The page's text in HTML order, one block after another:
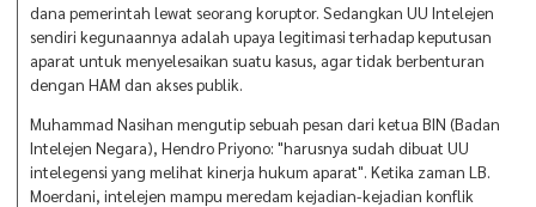
dana pemerintah lewat seorang koruptor. Sedangkan UU Intelejen
sendiri kegunaannya adalah upaya legitimasi terhadap keputusan
aparat untuk menyelesaikan suatu kasus, agar tidak berbenturan
dengan HAM dan akses publik.
Muhammad Nasihan mengutip sebuah pesan dari ketua BIN (Badan
Intelejen Negara), Hendro Priyono: "harusnya sudah dibuat UU
intelegensi yang melihat kinerja hukum aparat". Ketika zaman LB.
Moerdani, intelejen mampu meredam kejadian-kejadian konflik